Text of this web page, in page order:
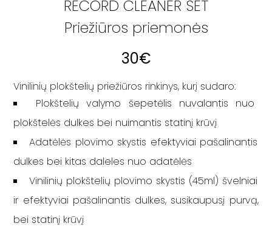
RECORD CLEANER SET
Priežiūros priemonės
30€
Vinilinių plokštelių priežiūros rinkinys, kurį sudaro:
Plokštelių valymo šepetėlis nuvalantis nuo
plokštelės dulkes bei nuimantis statinį krūvį
Adatėlės plovimo skystis efektyviai pašalinantis
dulkes bei kitas daleles nuo adatėlės
Vinilinių plokštelių plovimo skystis (45ml) švelniai
ir efektyviai pašalinantis dulkes, susikaupusį purvą,
bei statinį krūvį